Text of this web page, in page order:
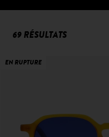
69 RÉSULTATS
EN RUPTURE